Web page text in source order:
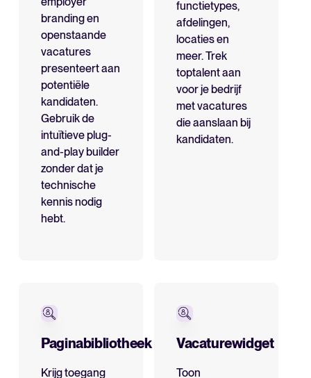
Analyseren
Rapportages & inzichten
AI & automatisering
API’s & koppelingen
Beveiliging & compliance
Zoek door integraties
Partner met Tellent
Bereken besparingen en bouw je Tellent Recruitee businesscase.
FEATURED
branding en
openstaande
vacatures
presenteert aan
potentiële
kandidaten.
Gebruik de
intuïtieve plug-
and-play builder
zonder dat je
technische
kennis nodig
hebt.
functietypes,
afdelingen,
locaties en
meer. Trek
toptalent aan
voor je bedrijf
met vacatures
die aanslaan bij
kandidaten.
Paginabibliotheek
Krijg toegang
Vacaturewidget
Toon